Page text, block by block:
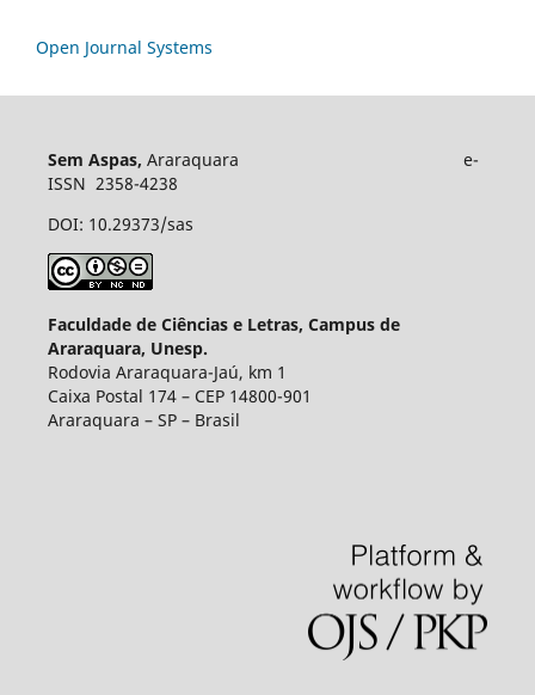
Open Journal Systems
Sem Aspas, Araraquara e-
ISSN 2358-4238
DOI: 10.29373/sas
Faculdade de Ciências e Letras, Campus de
Araraquara, Unesp.
Rodovia Araraquara-Jaú, km 1
Caixa Postal 174 – CEP 14800-901
Araraquara – SP – Brasil